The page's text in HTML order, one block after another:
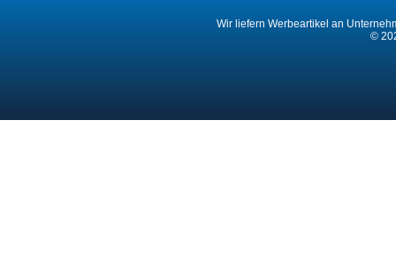
Wir liefern Werbeartikel an
©